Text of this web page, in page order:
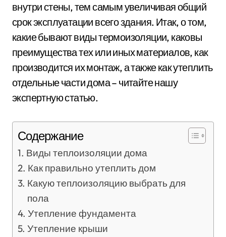
внутри стены, тем самым увеличивая общий
срок эксплуатации всего здания. Итак, о том,
какие бывают виды термоизоляции, каковы
преимущества тех или иных материалов, как
производится их монтаж, а также как утеплить
отдельные части дома – читайте нашу
экспертную статью.
Содержание
Виды теплоизоляции дома
Как правильно утеплить дом
Какую теплоизоляцию выбрать для
пола
Утепление фундамента
Утепление крыши